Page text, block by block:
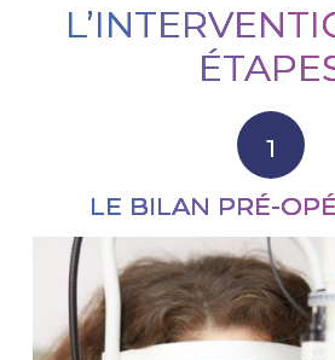
LE BILAN PRÉ-